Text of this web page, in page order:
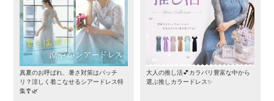
真夏のお呼ばれ、暑さ対策はバッチ
リ？涼しく着こなせるシアードレス特
集🎐🌿
大人の推し活💕カラバリ豊富な中から
選ぶ推しカラードレス✨